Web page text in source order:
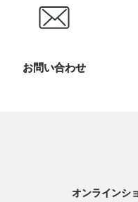
お問い合わせ
オンラインシ